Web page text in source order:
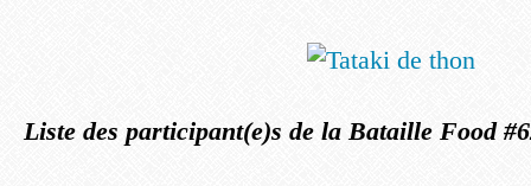
Liste des participant(e)s de la Bataille Food